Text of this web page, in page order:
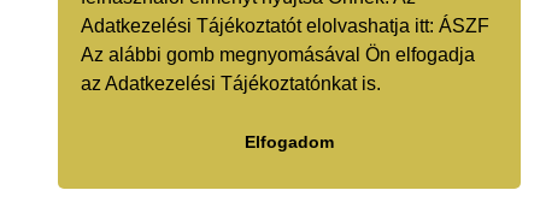
Adatkezelési Tájékoztatót elolvashatja itt:ÁSZF
Az alábbi gomb megnyomásával Ön elfogadja
az Adatkezelési Tájékoztatónkat is.
Elfogadom